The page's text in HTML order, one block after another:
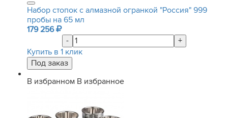
Набор стопок с алмазной огранкой "Россия" 999
пробы на 65 мл
179 256
-
+
Купить в 1 клик
В избранном В избранное